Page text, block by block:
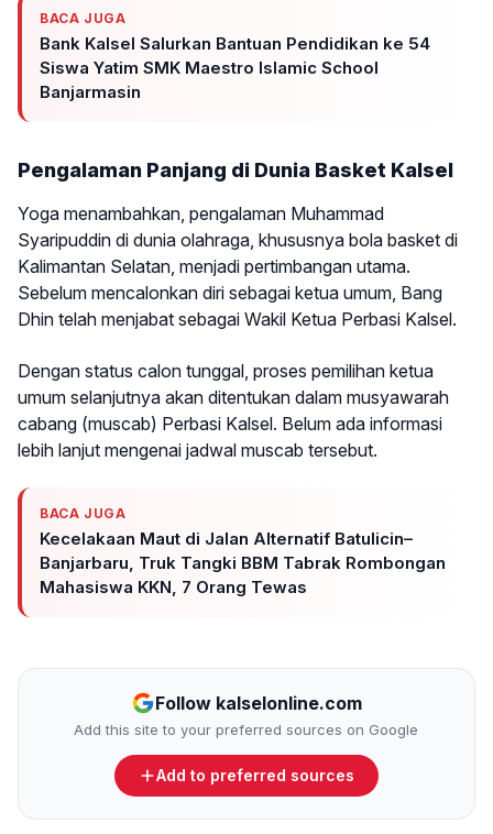
BACA JUGA
Bank Kalsel Salurkan Bantuan Pendidikan ke 54
Siswa Yatim SMK Maestro Islamic School
Banjarmasin
Pengalaman Panjang di Dunia Basket Kalsel
Yoga menambahkan, pengalaman Muhammad
Syaripuddin di dunia olahraga, khususnya bola basket di
Kalimantan Selatan, menjadi pertimbangan utama.
Sebelum mencalonkan diri sebagai ketua umum, Bang
Dhin telah menjabat sebagai Wakil Ketua Perbasi Kalsel.
Dengan status calon tunggal, proses pemilihan ketua
umum selanjutnya akan ditentukan dalam musyawarah
cabang (muscab) Perbasi Kalsel. Belum ada informasi
lebih lanjut mengenai jadwal muscab tersebut.
BACA JUGA
Kecelakaan Maut di Jalan Alternatif Batulicin–
Banjarbaru, Truk Tangki BBM Tabrak Rombongan
Mahasiswa KKN, 7 Orang Tewas
Follow kalselonline.com
Add this site to your preferred sources on Google
Add to preferred sources